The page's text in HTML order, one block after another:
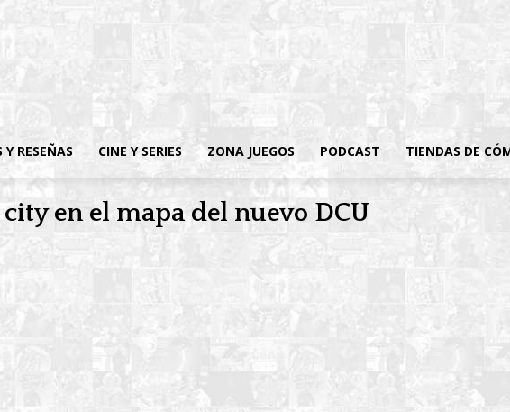
Y RESEÑAS CINE Y SERIES ZONA JUEGOS PODCAST TIENDAS DE
en el mapa del nuevo DCU